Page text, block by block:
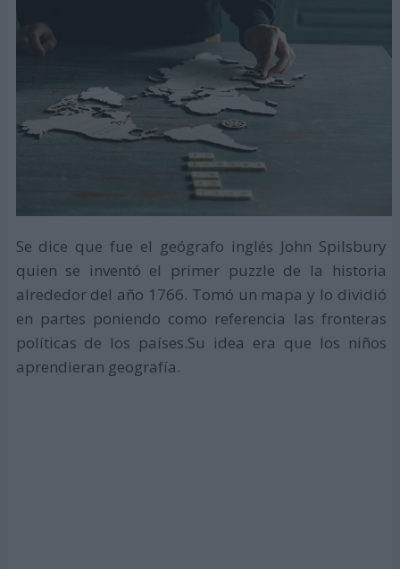
Se dice que fue el geógrafo inglés John Spilsbury
quien se inventó el primer puzzle de la historia
alrededor del año 1766. Tomó un mapa y lo dividió
en partes poniendo como referencia las fronteras
políticas de los países.Su idea era que los niños
aprendieran geografía.